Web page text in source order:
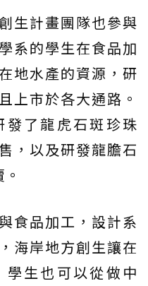
生計畫團隊也參與
系的學生在食品加
地水產的資源，研
上市於各大通路。
了龍虎石斑珍珠
，以及研發龍膽石
食品加工，設計系
海岸地方創生讓在
生也可以從做中